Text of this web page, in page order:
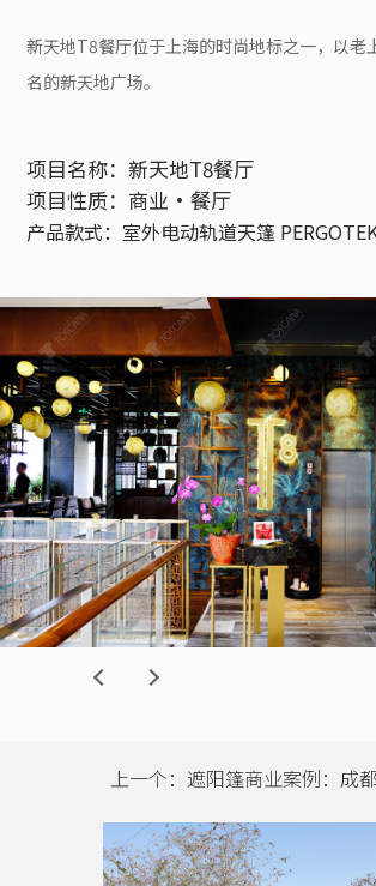
新天地T8餐厅位于上海的时尚地标之一，以老
名的新天地广场。
项目名称：新天地T8餐厅
项目性质：商业•餐厅
产品款式：室外电动轨道天篷